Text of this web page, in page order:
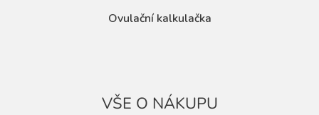
Ovulační kalkulačka
VŠE O NÁKUPU